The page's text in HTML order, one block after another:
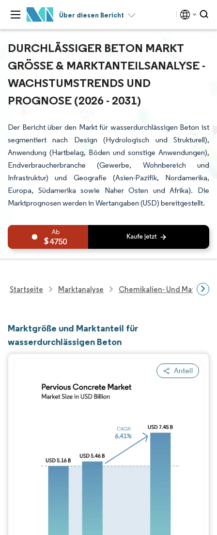
Über diesen Bericht
DURCHLÄSSIGER BETON MARKT
GRÖSSE & MARKTANTEILSANALYSE - W
ACHSTUMSTRENDS UND P
ROGNOSE (2026 - 2031)
Der Bericht über den Markt für wasserdurchlässigen Beton ist
segmentiert nach Design (Hydrologisch und Strukturell),
Anwendung (Hartbelag, Böden und sonstige Anwendungen),
Endverbraucherbranche (Gewerbe, Wohnbereich und
Infrastruktur) und Geografie (Asien-Pazifik, Nordamerika,
Europa, Südamerika sowie Naher Osten und Afrika). Die
Marktprognosen werden in Wertangaben (USD) bereitgestellt.
4750
Startseite Marktanalyse Chemikalien- Und
Marktgröße und Marktanteil für
wasserdurchlässigen Beton
Anteil